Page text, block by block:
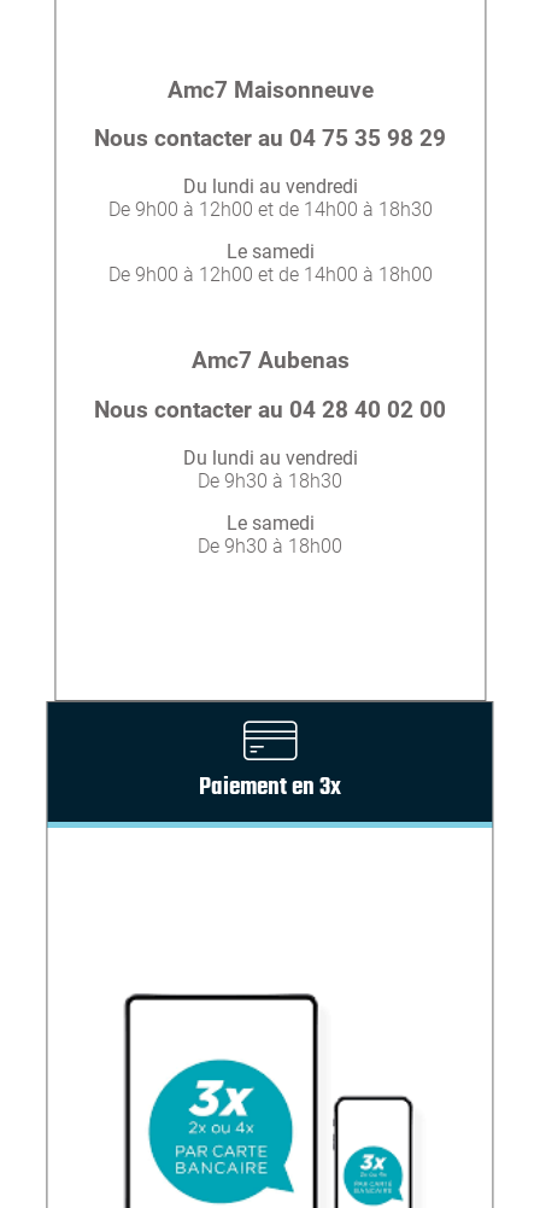
Amc7 Maisonneuve
Nous contacter au 04 75 35 98 29
Du lundi au vendredi
De 9h00 à 12h00 et de 14h00 à 18h30
Le samedi
De 9h00 à 12h00 et de 14h00 à 18h00
Amc7 Aubenas
Nous contacter au 04 28 40 02 00
Du lundi au vendredi
De 9h30 à 18h30
Le samedi
De 9h30 à 18h00
Paiement en 3x